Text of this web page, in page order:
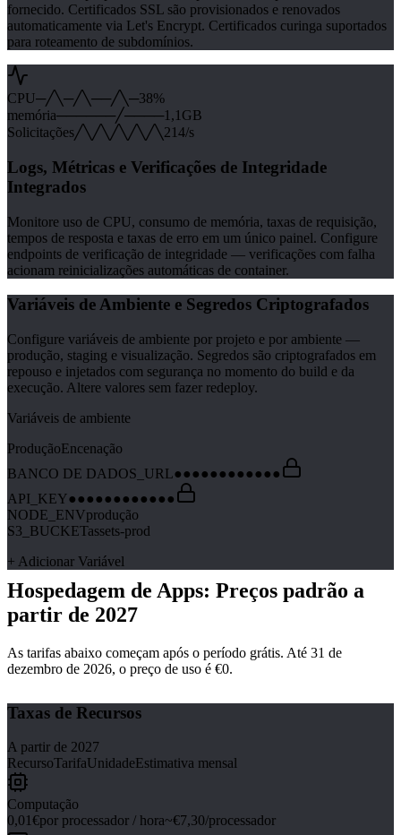
fornecido. Certificados SSL são provisionados e renovados
automaticamente via Let's Encrypt. Certificados curinga suportados
para roteamento de subdomínios.
CPU─╱╲─╱╲──╱╲─38%
memória──────╱────1,1GB
Solicitações╱╲╱╲╱╲╱╲╱╲214/s
Logs, Métricas e Verificações de Integridade
Integrados
Monitore uso de CPU, consumo de memória, taxas de requisição,
tempos de resposta e taxas de erro em um único painel. Configure
endpoints de verificação de integridade — verificações com falha
acionam reinicializações automáticas de container.
Variáveis de Ambiente e Segredos Criptografados
Configure variáveis de ambiente por projeto e por ambiente —
produção, staging e visualização. Segredos são criptografados em
repouso e injetados com segurança no momento do build e da
execução. Altere valores sem fazer redeploy.
Variáveis de ambiente
ProduçãoEncenação
BANCO DE DADOS_URL●●●●●●●●●●●●
API_KEY●●●●●●●●●●●●
NODE_ENVprodução
S3_BUCKETassets-prod
+ Adicionar Variável
Hospedagem de Apps: Preços padrão a
partir de 2027
As tarifas abaixo começam após o período grátis. Até 31 de
dezembro de 2026, o preço de uso é €0.
Taxas de Recursos
A partir de 2027
RecursoTarifaUnidadeEstimativa mensal
Computação
0,01€por processador / hora~€7,30/processador